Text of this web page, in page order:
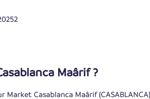
Maârif ?
Casablanca Maârif